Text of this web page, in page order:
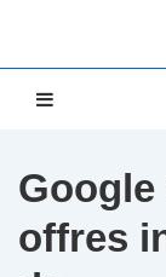
offres